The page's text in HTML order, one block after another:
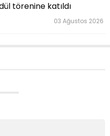
törenine katıldı
03 Ağustos 2026